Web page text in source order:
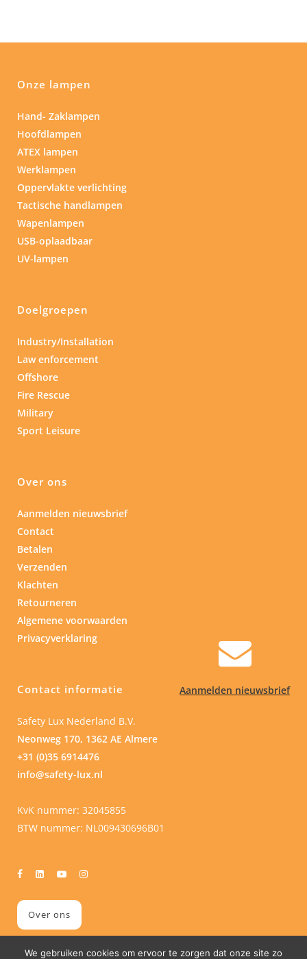
Aanmelden nieuwsbrief
Onze lampen
Hand- Zaklampen
Hoofdlampen
ATEX lampen
Werklampen
Oppervlakte verlichting
Tactische handlampen
Wapenlampen
USB-oplaadbaar
UV-lampen
Doelgroepen
Industry/Installation
Law enforcement
Offshore
Fire Rescue
Military
Sport Leisure
Over ons
Aanmelden nieuwsbrief
Contact
Betalen
Verzenden
Klachten
Retourneren
Algemene voorwaarden
Privacyverklaring
Contact informatie
Safety Lux Nederland B.V.
Neonweg 170, 1362 AE Almere
+31 (0)35 6914476
info@safety-lux.nl
KvK nummer: 32045855
BTW nummer: NL009430696B01
Over ons
We gebruiken cookies om ervoor te zorgen dat onze site zo